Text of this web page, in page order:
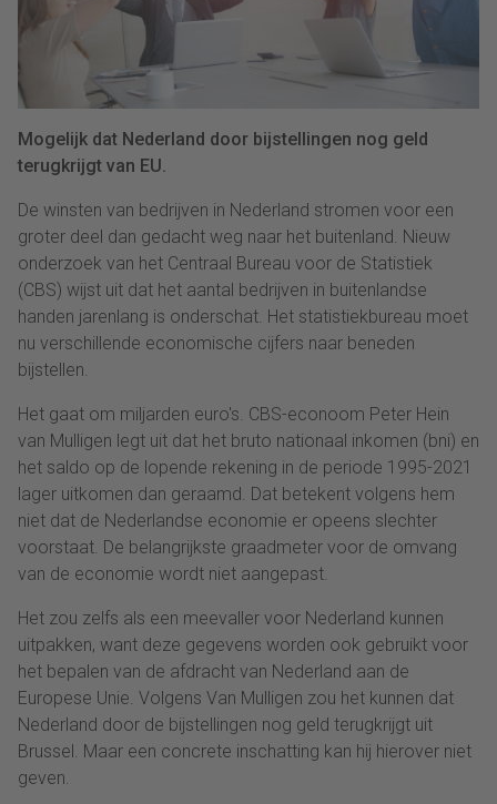
Mogelijk dat Nederland door bijstellingen nog geld
terugkrijgt van EU.
De winsten van bedrijven in Nederland stromen voor een
groter deel dan gedacht weg naar het buitenland. Nieuw
onderzoek van het Centraal Bureau voor de Statistiek
(CBS) wijst uit dat het aantal bedrijven in buitenlandse
handen jarenlang is onderschat. Het statistiekbureau moet
nu verschillende economische cijfers naar beneden
bijstellen.
Het gaat om miljarden euro's. CBS-econoom Peter Hein
van Mulligen legt uit dat het bruto nationaal inkomen (bni) en
het saldo op de lopende rekening in de periode 1995-2021
lager uitkomen dan geraamd. Dat betekent volgens hem
niet dat de Nederlandse economie er opeens slechter
voorstaat. De belangrijkste graadmeter voor de omvang
van de economie wordt niet aangepast.
Het zou zelfs als een meevaller voor Nederland kunnen
uitpakken, want deze gegevens worden ook gebruikt voor
het bepalen van de afdracht van Nederland aan de
Europese Unie. Volgens Van Mulligen zou het kunnen dat
Nederland door de bijstellingen nog geld terugkrijgt uit
Brussel. Maar een concrete inschatting kan hij hierover niet
geven.